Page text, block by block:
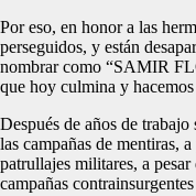
Por eso, en honor a las
perseguidos, y están
nombrar como “SAMIR
que hoy culmina y
Después de años de
las campañas de mentiras,
patrullajes militares, a
campañas